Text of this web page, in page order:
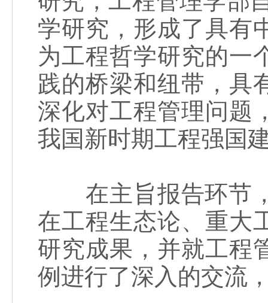
学研究，形成了具有
为工程哲学研究的一
践的桥梁和纽带，具
深化对工程管理问题
我国新时期工程强国
在主旨报告环节，
在工程生态论、重大
研究成果，并就工程
例进行了深入的交流